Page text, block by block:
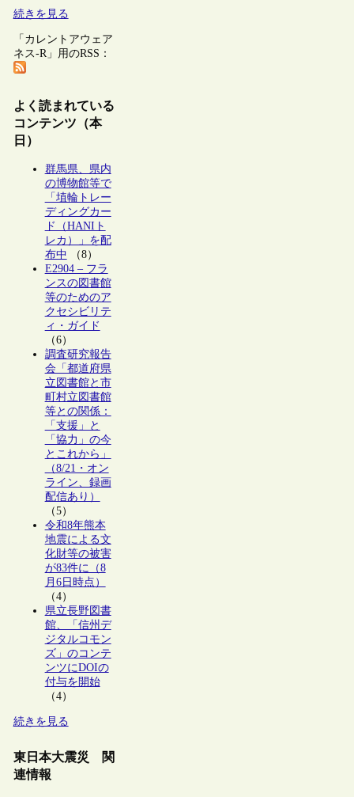
続きを見る
「カレントアウェア
ネス-R」用のRSS：
よく読まれている
コンテンツ（本
日）
群馬県、県内
の博物館等で
「埴輪トレー
ディングカー
ド（HANIト
レカ）」を配
布中 （8）
E2904 – フラ
ンスの図書館
等のためのア
クセシビリテ
ィ・ガイド
（6）
調査研究報告
会「都道府県
立図書館と市
町村立図書館
等との関係：
「支援」と
「協力」の今
とこれから」
（8/21・オン
ライン、録画
配信あり）
（5）
令和8年熊本
地震による文
化財等の被害
が83件に（8
月6日時点）
（4）
県立長野図書
館、「信州デ
ジタルコモン
ズ」のコンテ
ンツにDOIの
付与を開始
（4）
続きを見る
東日本大震災 関
連情報